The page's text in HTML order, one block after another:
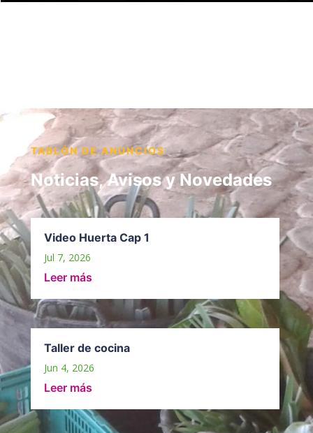
TABLÓN DE ANUNCIOS
Noticias, Avisos y Novedades
Video Huerta Cap 1
Jul 7, 2026
Leer más
Taller de cocina
Jun 4, 2026
Leer más